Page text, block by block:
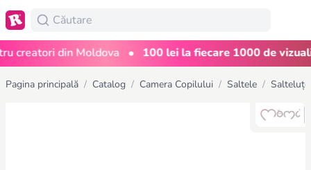
din Moldova • 100 lei la fiecare 1000 de
Pagina principală / Catalog / Camera Copilului / Saltele / Salteluțe